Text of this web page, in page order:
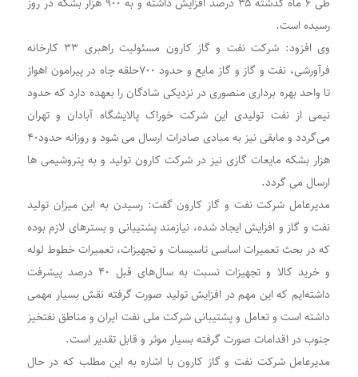
رسیده است.
وی افزود: شرکت نفت و گاز کارون مسئولیت راهبری ۳۳ کارخانه
فرآورشی، نفت و گاز و گاز مایع و حدود ۷۰۰حلقه چاه در پیرامون اهواز
تا واحد بهره برداری منصوری در نزدیکی شادگان را بعهده دارد که حدود
نیمی از نفت تولیدی این شرکت خوراک پالایشگاه آبادان و تهران
می‌گردد و مابقی نیز به مبادی صادرات ارسال می شود و روزانه حدود۴۰
هزار بشکه مایعات گازی نیز در شرکت کارون تولید و به پتروشیمی ها
ارسال می گردد.
مدیرعامل شرکت نفت و گاز کارون گفت: رسیدن به این میزان تولید
نفت و گاز و افزایش ایجاد شده، نیازمند پشتیبانی و بسترهای لازم بوده‌
که در بحث تعمیرات اساسی تاسیسات و تجهیزات، تعمیرات خطوط لوله
و خرید کالا و تجهیزات نسبت به سال‌های قبل ۴۰ درصد پیشرفت
داشته‌ایم که این مهم در افزایش تولید صورت گرفته نقش بسیار مهمی
داشته است و تعامل و پشتیبانی شرکت ملی نفت ایران و مناطق نفتخیز
جنوب در اقدامات صورت گرفته بسیار موثر و قابل تقدیر است.
مدیرعامل شرکت نفت و گاز کارون با اشاره به این مطلب که در حال